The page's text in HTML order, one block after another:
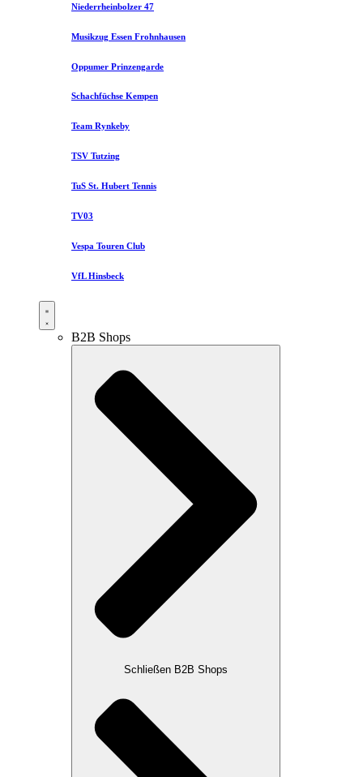
Niederrheinbolzer 47
Musikzug Essen Frohnhausen
Oppumer Prinzengarde
Schachfüchse Kempen
Team Rynkeby
TSV Tutzing
TuS St. Hubert Tennis
TV03
Vespa Touren Club
VfL Hinsbeck
B2B Shops
Schließen B2B Shops